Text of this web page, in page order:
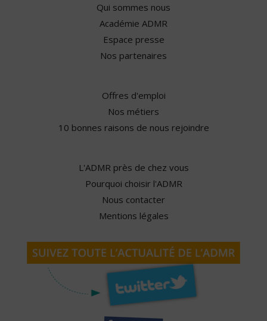
Qui sommes nous
Académie ADMR
Espace presse
Nos partenaires
Offres d'emploi
Nos métiers
10 bonnes raisons de nous rejoindre
L'ADMR près de chez vous
Pourquoi choisir l'ADMR
Nous contacter
Mentions légales